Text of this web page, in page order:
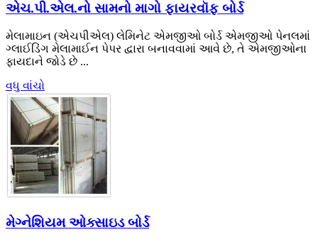
એચ.પી.એલ.નો સામનો માગો ફાયરવૉફ બોર્ડ
મેલામાઇન (એચપીએલ) લેમિનેટ એમજીઓ બોર્ડ એમજીઓ પેનલમાં
ગ્લાઈડિંગ મેલામાઈન પેપર દ્વારા બનાવવામાં આવે છે, તે એમજીઓના
ફાયદાને જોડે છે ...
વધુ વાંચો
મેગ્નેશિયમ ઓક્સાઇડ બોર્ડ